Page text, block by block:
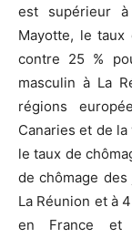
est supérieur
Mayotte, le
contre 25 %
masculin à La
régions
Canaries et de
le taux de
de chômage des
La Réunion et à
en France et